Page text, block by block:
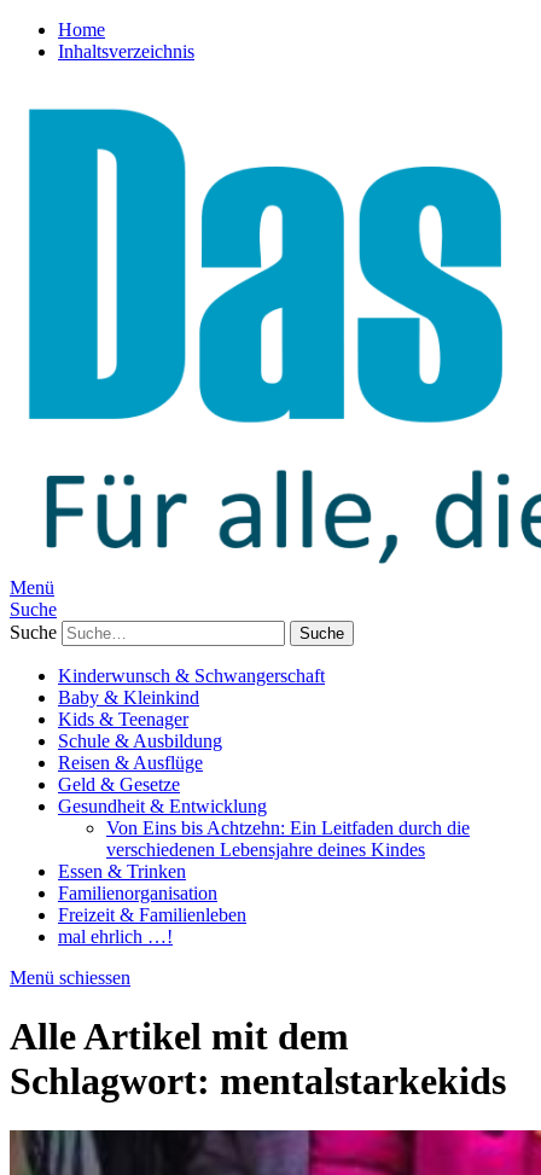
Home
Inhaltsverzeichnis
Menü
Suche
Suche
Kinderwunsch & Schwangerschaft
Baby & Kleinkind
Kids & Teenager
Schule & Ausbildung
Reisen & Ausflüge
Geld & Gesetze
Gesundheit & Entwicklung
Von Eins bis Achtzehn: Ein Leitfaden durch die
verschiedenen Lebensjahre deines Kindes
Essen & Trinken
Familienorganisation
Freizeit & Familienleben
mal ehrlich …!
Menü schiessen
Alle Artikel mit dem
Schlagwort: mentalstarkekids